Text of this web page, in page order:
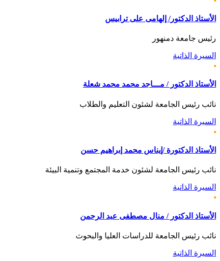
الأستاذ الدكتور/ إلهامى على ترابيس
رئيس جامعة دمنهور
السيرة الذاتية
الأستاذ الدكتور / مـــاجد محمد محمد شعلة
نائب رئيس الجامعة لشئون التعليم والطلاب
السيرة الذاتية
الأستاذ الدكتورة /إيناس محمد إبراهيم حسن
نائب رئيس الجامعة لشئون خدمة المجتمع وتنمية البيئة
السيرة الذاتية
الأستاذ الدكتور / منال مصطفى عبد الرحمن
نائب رئيس الجامعة للدراسات العليا والبحوث
السيرة الذاتية